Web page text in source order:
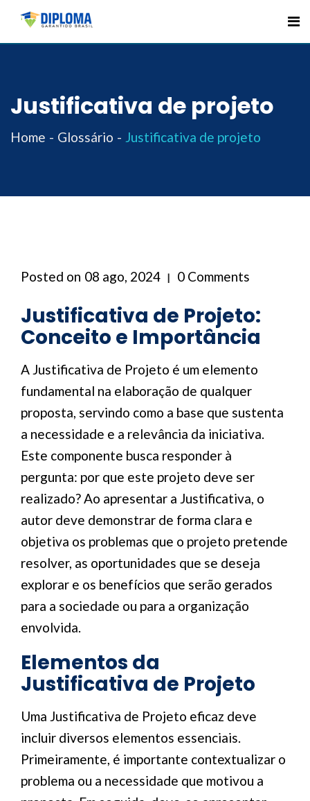
Skip
Justificativa de projeto
Home Glossário Justificativa de projeto
Posted on 08 ago, 2024 0 Comments
Justificativa de Projeto:
Conceito e Importância
A Justificativa de Projeto é um elemento
fundamental na elaboração de qualquer
proposta, servindo como a base que sustenta
a necessidade e a relevância da iniciativa.
Este componente busca responder à
pergunta: por que este projeto deve ser
realizado? Ao apresentar a Justificativa, o
autor deve demonstrar de forma clara e
objetiva os problemas que o projeto pretende
resolver, as oportunidades que se deseja
explorar e os benefícios que serão gerados
para a sociedade ou para a organização
envolvida.
Elementos da
Justificativa de Projeto
Uma Justificativa de Projeto eficaz deve
incluir diversos elementos essenciais.
Primeiramente, é importante contextualizar o
problema ou a necessidade que motivou a